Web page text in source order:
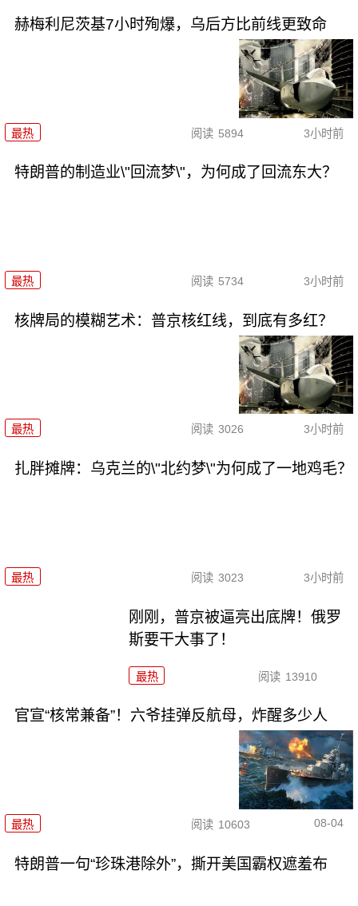
赫梅利尼茨基7小时殉爆，乌后方比前线更致命
最热 阅读 5894 3小时前
特朗普的制造业\"回流梦\"，为何成了回流东大？
最热 阅读 5734 3小时前
核牌局的模糊艺术：普京核红线，到底有多红？
最热 阅读 3026 3小时前
扎胖摊牌：乌克兰的\"北约梦\"为何成了一地鸡毛？
最热 阅读 3023 3小时前
刚刚，普京被逼亮出底牌！俄罗
斯要干大事了！
最热 阅读 13910
官宣“核常兼备”！六爷挂弹反航母，炸醒多少人
最热 阅读 10603 08-04
特朗普一句“珍珠港除外”，撕开美国霸权遮羞布